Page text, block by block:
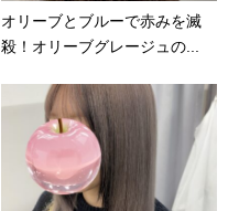
オリーブとブルーで赤みを滅
殺！オリーブグレージュの...